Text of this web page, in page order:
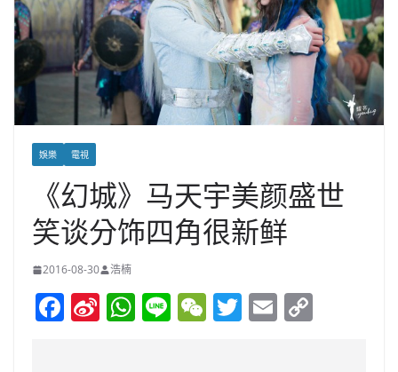
娛樂 電視
《幻城》马天宇美颜盛世
笑谈分饰四角很新鲜
2016-08-30 浩楠
F Si W Li W T E